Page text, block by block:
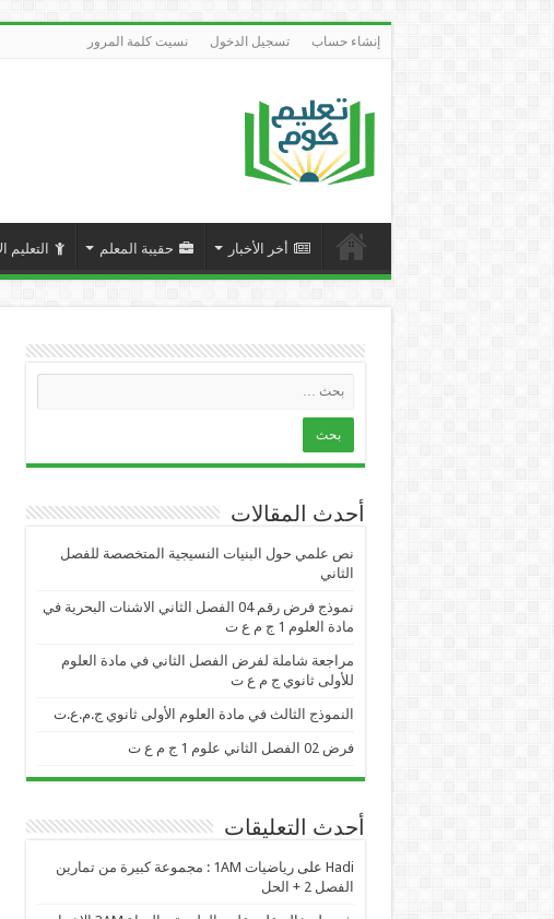
إنشاء حساب تسجيل الدخول نسيت كلمة المرور
أخر الأخبار حقيبة المعلم التعليم
أحدث المقالات
نص علمي حول البنيات النسيجية المتخصصة للفصل
الثاني
نموذج فرض رقم 04 الفصل الثاني الاشنات البحرية في
مادة العلوم 1 ج م ع ت
مراجعة شاملة لفرض الفصل الثاني في مادة العلوم
للأولى ثانوي ج م ع ت
النموذج الثالث في مادة العلوم الأولى ثانوي ج.م.ع.ت
فرض 02 الفصل الثاني علوم 1 ج م ع ت
أحدث التعليقات
Hadi على
رياضيات 1AM : مجموعة كبيرة من تمارين
الفصل 2 + الحل